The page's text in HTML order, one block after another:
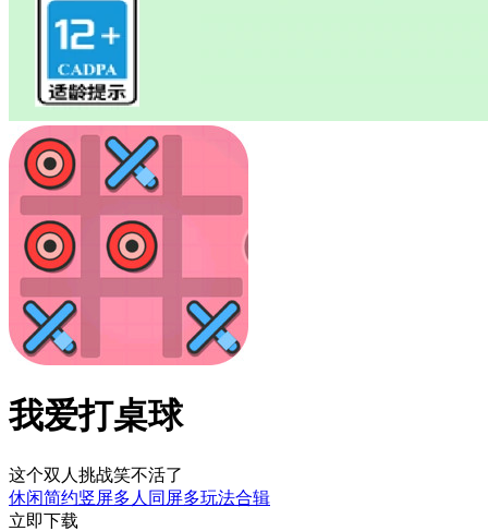
我爱打桌球
这个双人挑战笑不活了
休闲简约竖屏多人同屏多玩法合辑
立即下载